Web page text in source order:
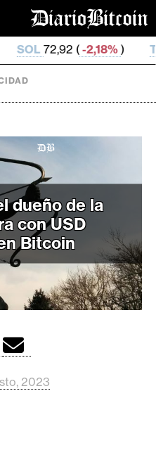
( -2,18%) TRX0,326
dueño de la
con USD
Bitcoin
2023